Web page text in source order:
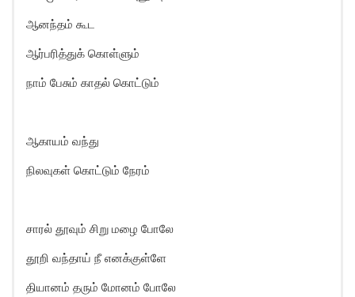
ஆனந்தம் கூட
ஆர்பரித்துக் கொள்ளும்
நாம் பேசும் காதல் கொட்டும்
ஆகாயம் வந்து
நிலவுகள் கொட்டும் நேரம்
சாரல் தூவும் சிறு மழை போலே
தூறி வந்தாய் நீ எனக்குள்ளே
தியானம் தரும் மோனம் போலே